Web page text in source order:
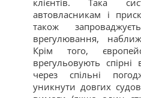
клієнтів. Така
автовласникам і
також
врегулювання,
Крім того,
врегульовують
через спільні
уникнути довгих